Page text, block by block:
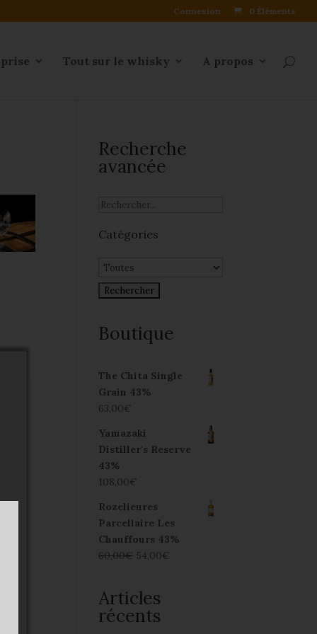
Connexion 0 Éléments
Tout sur le whisky A propos
Recherche
avancée
Catégories
Boutique
The Chita Single
Grain 43%
63,00€
Yamazaki
Distiller's Reserve
43%
108,00€
Rozelieures
Parcellaire Les
Chauffours 43%
60,00€ 54,00€
Articles
récents